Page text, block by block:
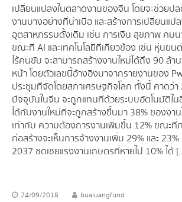
เปลี่ยนแปลงในตลาดงานของจีน โดยจะช่วย
งานบางอย่างที่น่าเบื่อ และสร้างการเปลี่ยนแป
อุตสาหกรรมดั้งเดิม เช่น การเงิน สุขภาพ คม
ขณะที่ AI และเทคโนโลยีที่เกี่ยวข้อง เช่น หุ่นยน
ไร้คนขับ จะสามารถสร้างงานใหม่ได้ถึง 90 ล้า
หน้า โดยตัวเลขนี้อ้างอิงมาจากรายงานของ
ประชุมที่จัดโดยสภาเศรษฐกิจโลก ทั้งนี้ คาดว่า
ปัจจุบันในจีน จะถูกแทนที่ด้วยระบบอัตโนมัติใน
ได้กับงานใหม่ที่จะถูกสร้างขึ้นมา 38% ของงา
เท่ากับ ความต้องการงานเพิ่มขึ้น 12% ขณะที่
ก่อสร้างจะเห็นการจ้างงานเพิ่ม 29% และ
2037 ชดเชยแรงงานเกษตรที่หายไป 10% ได้
24/09/2018 bualuangfund